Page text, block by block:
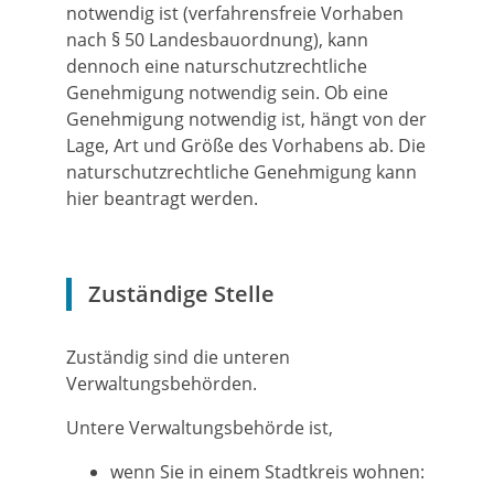
notwendig ist (verfahrensfreie Vorhaben
nach § 50 Landesbauordnung), kann
dennoch eine naturschutzrechtliche
Genehmigung notwendig sein. Ob eine
Genehmigung notwendig ist, hängt von der
Lage, Art und Größe des Vorhabens ab. Die
naturschutzrechtliche Genehmigung kann
hier beantragt werden.
Zuständige Stelle
Zuständig sind die unteren
Verwaltungsbehörden.
Untere Verwaltungsbehörde ist,
wenn Sie in einem Stadtkreis wohnen: